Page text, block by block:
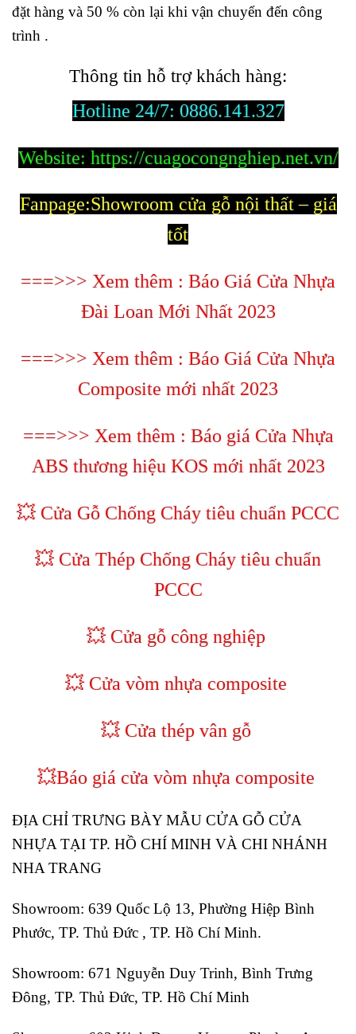
đặt hàng và 50 % còn lại khi vận chuyển đến công
trình .
Thông tin hỗ trợ khách hàng:
Hotline 24/7: 0886.141.327
Website: https://cuagocongnghiep.net.vn/
Fanpage:Showroom cửa gỗ nội thất – giá
tốt
===>>> Xem thêm : Báo Giá Cửa Nhựa
Đài Loan Mới Nhất 2023
===>>> Xem thêm : Báo Giá Cửa Nhựa
Composite mới nhất 2023
===>>> Xem thêm : Báo giá Cửa Nhựa
ABS thương hiệu KOS mới nhất 2023
💥 Cửa Gỗ Chống Cháy tiêu chuẩn PCCC
💥 Cửa Thép Chống Cháy tiêu chuẩn
PCCC
💥 Cửa gỗ công nghiệp
💥 Cửa vòm nhựa composite
💥 Cửa thép vân gỗ
💥Báo giá cửa vòm nhựa composite
ĐỊA CHỈ TRƯNG BÀY MẪU CỬA GỖ CỬA
NHỰA TẠI TP. HỒ CHÍ MINH VÀ CHI NHÁNH
NHA TRANG
Showroom: 639 Quốc Lộ 13, Phường Hiệp Bình
Phước, TP. Thủ Đức , TP. Hồ Chí Minh.
Showroom: 671 Nguyễn Duy Trinh, Bình Trưng
Đông, TP. Thủ Đức, TP. Hồ Chí Minh